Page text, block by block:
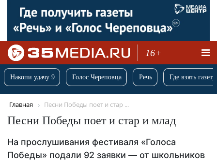
16+
Накопи удачу 9 Голос Череповца Речь Где взять
Главная Песни Победы поет и стар ...
Песни Победы поет и стар и млад
На прослушивания фестиваля «Голоса
Победы» подали 92 заявки — от школьников